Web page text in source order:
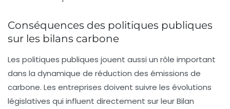
Conséquences des politiques publiques
sur les bilans carbone
Les politiques publiques jouent aussi un rôle important
dans la dynamique de réduction des émissions de
carbone. Les entreprises doivent suivre les évolutions
législatives qui influent directement sur leur Bilan